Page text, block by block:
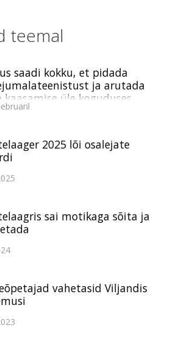
teemal
saadi kokku, et pidada
ja arutada
kaasamise üle koguduses
2025 lõi osalejate
sai motikaga sõita ja
vahetasid Viljandis